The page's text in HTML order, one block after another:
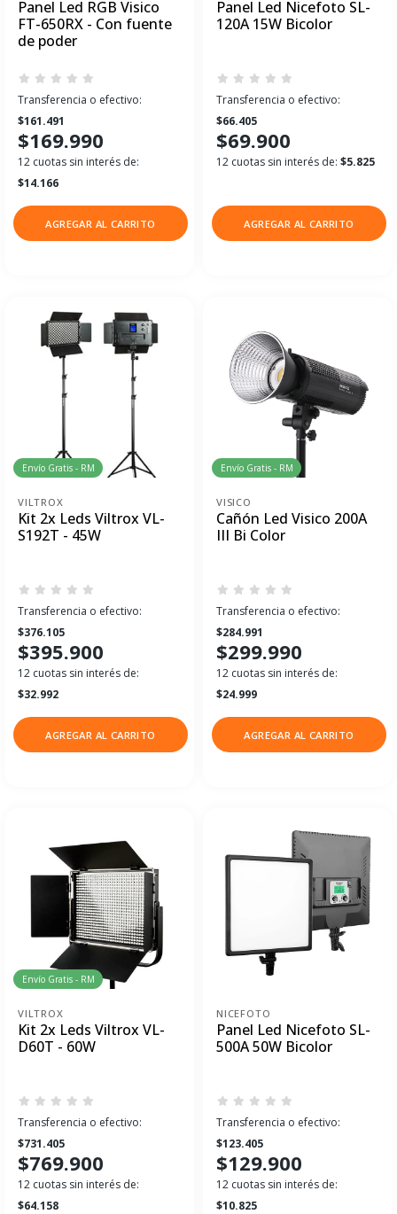
Panel Led RGB Visico
FT-650RX - Con fuente
de poder
Transferencia o efectivo:
$161.491
$169.990
12 cuotas sin interés de:
$14.166
AGREGAR AL CARRITO
Panel Led Nicefoto SL-
120A 15W Bicolor
Transferencia o efectivo:
$66.405
$69.900
12 cuotas sin interés de: $5.825
AGREGAR AL CARRITO
Envío Gratis - RM
VILTROX
Kit 2x Leds Viltrox VL-
S192T - 45W
Transferencia o efectivo:
$376.105
$395.900
12 cuotas sin interés de:
$32.992
AGREGAR AL CARRITO
Envío Gratis - RM
VISICO
Cañón Led Visico 200A
III Bi Color
Transferencia o efectivo:
$284.991
$299.990
12 cuotas sin interés de:
$24.999
AGREGAR AL CARRITO
Envío Gratis - RM
VILTROX
Kit 2x Leds Viltrox VL-
D60T - 60W
Transferencia o efectivo:
$731.405
$769.900
12 cuotas sin interés de:
$64.158
NICEFOTO
Panel Led Nicefoto SL-
500A 50W Bicolor
Transferencia o efectivo:
$123.405
$129.900
12 cuotas sin interés de:
$10.825